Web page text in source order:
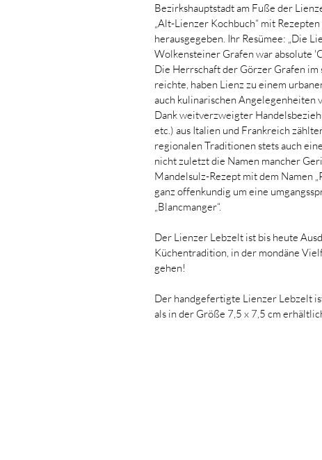
Bezirkshauptstadt am Fuße der
„Alt-Lienzer Kochbuch“ mit
herausgegeben. Ihr Resümee: „Die
Wolkensteiner Grafen war absolute
Die Herrschaft der Görzer Grafen im
reichte, haben Lienz zu einem
auch kulinarischen Angelegenheiten
Dank weitverzweigter
etc.) aus Italien und Frankreich
regionalen Traditionen stets auch
nicht zuletzt die Namen mancher
Mandelsulz-Rezept mit dem Namen
ganz offenkundig um eine
„Blancmanger“.
Der Lienzer Lebzelt ist bis heute
Küchentradition, in der mondäne
gehen!
Der handgefertigte Lienzer Lebzelt
als in der Größe 7,5 x 7,5 cm